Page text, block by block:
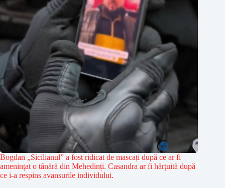
Bogdan „Sicilianul” a fost ridicat de mascați după ce ar fi
amenințat o tânără din Mehedinți. Casandra ar fi hărțuită după
ce i-a respins avansurile individului.